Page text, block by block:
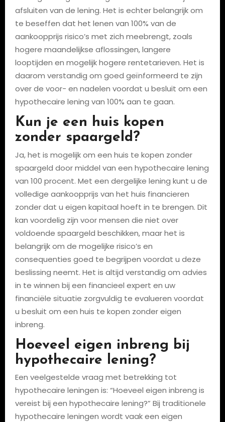
afsluiten van de lening. Het is echter belangrijk om
te beseffen dat het lenen van 100% van de
aankoopprijs risico’s met zich meebrengt, zoals
hogere maandelijkse aflossingen, langere
looptijden en mogelijk hogere rentetarieven. Het is
daarom verstandig om goed geïnformeerd te zijn
over de voor- en nadelen voordat u besluit om een
hypothecaire lening van 100% aan te gaan.
Kun je een huis kopen
zonder spaargeld?
Ja, het is mogelijk om een huis te kopen zonder
spaargeld door middel van een hypothecaire lening
van 100 procent. Met een dergelijke lening kunt u de
volledige aankoopprijs van het huis financieren
zonder dat u eigen kapitaal hoeft in te brengen. Dit
kan voordelig zijn voor mensen die niet over
voldoende spaargeld beschikken, maar het is
belangrijk om de mogelijke risico’s en
consequenties goed te begrijpen voordat u deze
beslissing neemt. Het is altijd verstandig om advies
in te winnen bij een financieel expert en uw
financiële situatie zorgvuldig te evalueren voordat
u besluit om een huis te kopen zonder eigen
inbreng.
Hoeveel eigen inbreng bij
hypothecaire lening?
Een veelgestelde vraag met betrekking tot
hypothecaire leningen is: “Hoeveel eigen inbreng is
vereist bij een hypothecaire lening?” Bij traditionele
hypothecaire leningen wordt vaak een eigen